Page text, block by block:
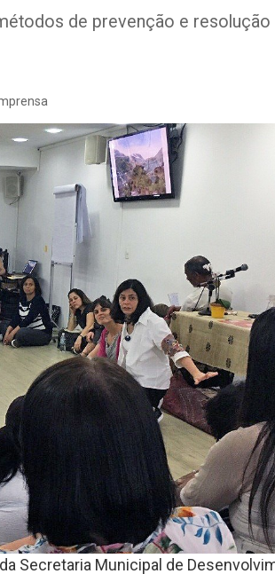
de prevenção e resolução
Secretaria Municipal de